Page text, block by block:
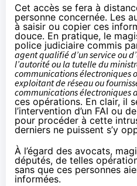
Cet accès se fera à
personne concernée. Les
à saisir ou copier ces
douce. En pratique, le
police judiciaire commis
agent qualifié d’un service ou
l’autorité ou la tutelle du
communications électroniques
exploitant de réseau ou
communications électroniques
ces opérations. En clair, il
l’intervention d’un FAI ou de
pour procéder à cette
derniers ne puissent s’y
À l’égard des avocats,
députés, de telles
sans que ces personnes
informées.